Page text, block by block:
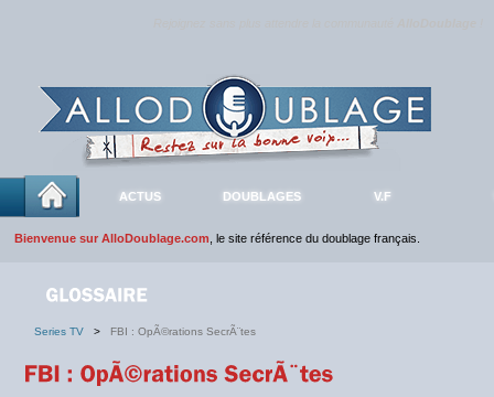
ACTUS DOUBLAGES V.F
Bienvenue sur AlloDoublage.com , le site référence du doublage français.
Series TV > FBI : OpÃ©rations SecrÃ¨tes